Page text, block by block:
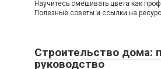
Научитесь смешивать цвета как
Полезные советы и ссылки на
Строительство дома:
руководство